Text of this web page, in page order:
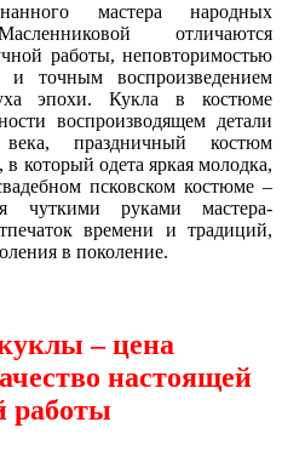
мастера народных
отличаются
работы, неповторимостью
точным воспроизведением
эпохи. Кукла в костюме
воспроизводящем детали
праздничный костюм
который одета яркая молодка,
псковском костюме –
чуткими руками мастера-
времени и традиций,
в поколение.
– цена
настоящей
работы